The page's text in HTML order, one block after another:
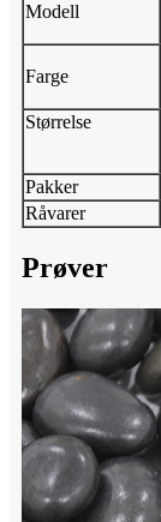
Modell
Farge
Størrelse
Pakker
Råvarer
Prøver